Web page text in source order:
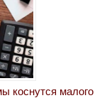
коснутся малого